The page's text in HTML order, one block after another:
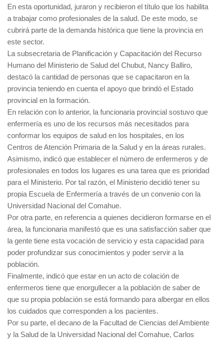
En esta oportunidad, juraron y recibieron el título que los habilita
a trabajar como profesionales de la salud. De este modo, se
cubrirá parte de la demanda histórica que tiene la provincia en
este sector.
La subsecretaria de Planificación y Capacitación del Recurso
Humano del Ministerio de Salud del Chubut, Nancy Balliro,
destacó la cantidad de personas que se capacitaron en la
provincia teniendo en cuenta el apoyo que brindó el Estado
provincial en la formación.
En relación con lo anterior, la funcionaria provincial sostuvo que
enfermería es uno de los recursos más necesitados para
conformar los equipos de salud en los hospitales, en los
Centros de Atención Primaria de la Salud y en la áreas rurales.
Asimismo, indicó que establecer el número de enfermeros y de
profesionales en todos los lugares es una tarea que es prioridad
para el Ministerio. Por tal razón, el Ministerio decidió tener su
propia Escuela de Enfermería a través de un convenio con la
Universidad Nacional del Comahue.
Por otra parte, en referencia a quienes decidieron formarse en el
área, la funcionaria manifestó que es una satisfacción saber que
la gente tiene esta vocación de servicio y esta capacidad para
poder profundizar sus conocimientos y poder servir a la
población.
Finalmente, indicó que estar en un acto de colación de
enfermeros tiene que enorgullecer a la población de saber de
que su propia población se está formando para albergar en ellos
los cuidados que corresponden a los pacientes.
Por su parte, el decano de la Facultad de Ciencias del Ambiente
y la Salud de la Universidad Nacional del Comahue, Carlos